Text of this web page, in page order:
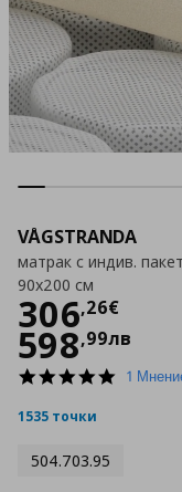
VÅGSTRANDA
матрак с индив.
90x200 см
306,26€
Цена
598,99лв
5.01
1535 точки
504.703.95